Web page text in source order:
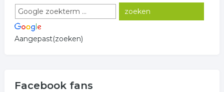
Aangepast(zoeken)
Facebook fans